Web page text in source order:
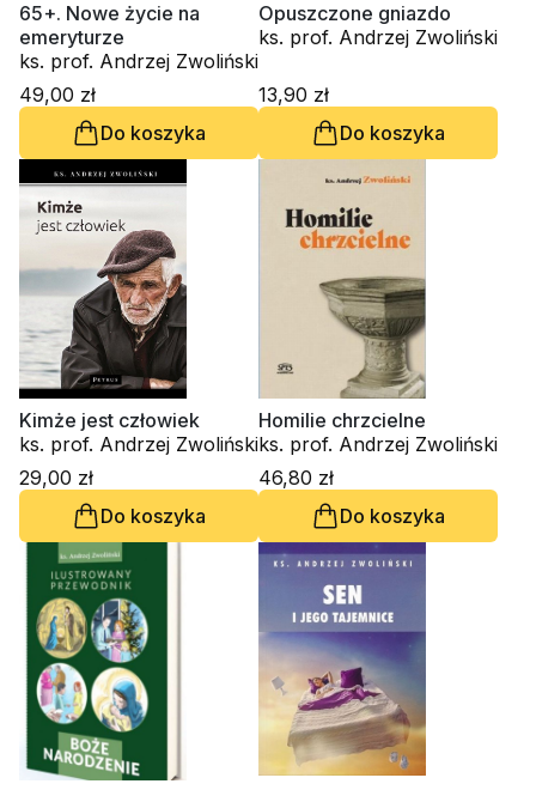
65+. Nowe życie na
emeryturze
ks. prof. Andrzej Zwoliński
49,00 zł
Do koszyka
Opuszczone gniazdo
ks. prof. Andrzej Zwoliński
13,90 zł
Do koszyka
Kimże jest człowiek
ks. prof. Andrzej Zwoliński
29,00 zł
Do koszyka
Homilie chrzcielne
ks. prof. Andrzej Zwoliński
46,80 zł
Do koszyka